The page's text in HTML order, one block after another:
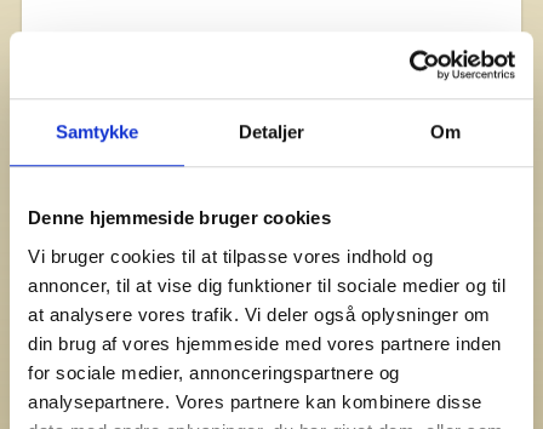
Samtykke Detaljer Om
Denne hjemmeside bruger cookies
Vi bruger cookies til at tilpasse vores indhold og
annoncer, til at vise dig funktioner til sociale medier og til
at analysere vores trafik. Vi deler også oplysninger om
din brug af vores hjemmeside med vores partnere inden
for sociale medier, annonceringspartnere og
analysepartnere. Vores partnere kan kombinere disse